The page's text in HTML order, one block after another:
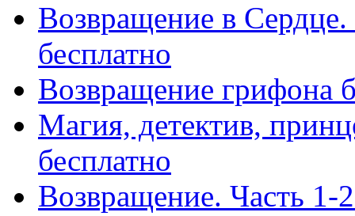
Возвращение в
бесплатно
Возвращение грифона
Магия, детектив,
бесплатно
Возвращение. Часть 1-